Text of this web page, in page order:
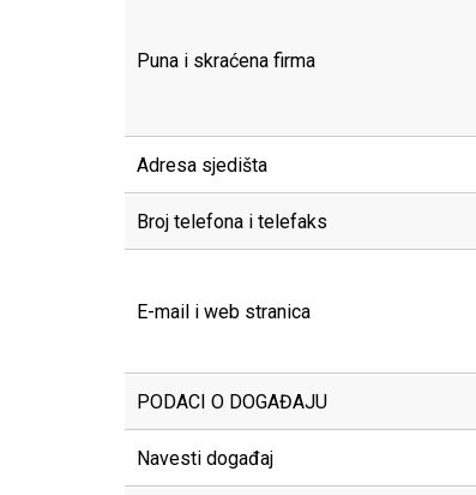
Puna i skraćena firma
Adresa sjedišta
Broj telefona i telefaks
E-mail i web stranica
PODACI O DOGAĐAJU
Navesti događaj